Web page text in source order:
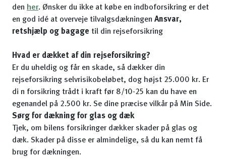
den her. Ønsker du ikke at købe en indboforsikring er det
en god idé at overveje tilvalgsdækningen Ansvar,
retshjælp og bagage til din rejseforsikring
Hvad er dækket af din rejseforsikring?
Er du uheldig og får en skade, så dækker din
rejseforsikring selvrisikobeløbet, dog højst 25.000 kr. Er
di n forsikring trådt i kraft før 8/10-25 kan du have en
egenandel på 2.500 kr. Se dine præcise vilkår på Min Side.
Sørg for dækning for glas og dæk
Tjek, om bilens forsikringer dækker skader på glas og
dæk. Skader på disse er almindelige, så du kan nemt få
brug for dækningen.